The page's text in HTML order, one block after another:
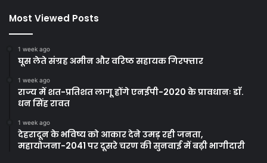
Most Viewed Posts
1 week ago
घूस लेते संग्रह अमीन और वरिष्ठ सहायक गिरफ्तार
1 week ago
राज्य में शत-प्रतिशत लागू होंगे एनईपी-2020 के प्रावधानः डाॅ.
धन सिंह रावत
1 week ago
देहरादून के भविष्य को आकार देने उमड़ रही जनता,
महायोजना-2041 पर दूसरे चरण की सुनवाई में बढ़ी भागीदारी